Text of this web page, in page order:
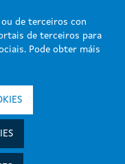
de terceiros con
de terceiros para
Pode obter máis